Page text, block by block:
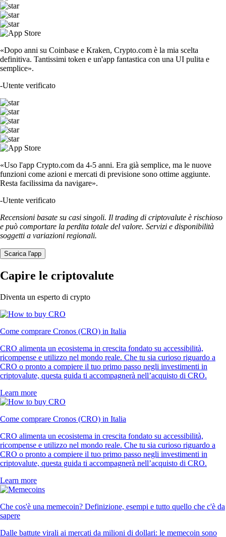
«Dopo anni su Coinbase e Kraken, Crypto.com è la mia scelta
definitiva. Tantissimi token e un'app fantastica con una UI pulita e
semplice».
-Utente verificato
«Uso l'app Crypto.com da 4-5 anni. Era già semplice, ma le nuove
funzioni come azioni e mercati di previsione sono ottime aggiunte.
Resta facilissima da navigare».
-Utente verificato
Recensioni basate su casi singoli. Il trading di criptovalute è rischioso
e può comportare la perdita totale del valore. Servizi e disponibilità
soggetti a variazioni regionali.
Scarica l'app
Capire le criptovalute
Diventa un esperto di crypto
Come comprare Cronos (CRO) in Italia
CRO alimenta un ecosistema in crescita fondato su accessibilità,
ricompense e utilizzo nel mondo reale. Che tu sia curioso riguardo a
CRO o pronto a compiere il tuo primo passo negli investimenti in
criptovalute, questa guida ti accompagnerà nell’acquisto di CRO.
Learn more
Come comprare Cronos (CRO) in Italia
CRO alimenta un ecosistema in crescita fondato su accessibilità,
ricompense e utilizzo nel mondo reale. Che tu sia curioso riguardo a
CRO o pronto a compiere il tuo primo passo negli investimenti in
criptovalute, questa guida ti accompagnerà nell’acquisto di CRO.
Learn more
Che cos'è una memecoin? Definizione, esempi e tutto quello che c'è da
sapere
Dalle battute virali ai mercati da milioni di dollari: le memecoin sono